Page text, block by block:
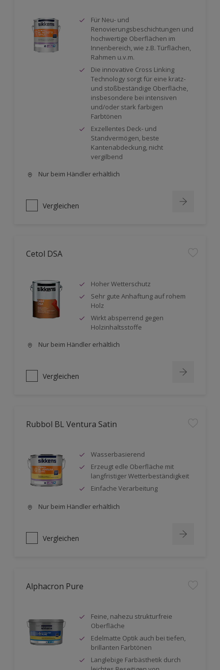
Für Neu- und
Renovierungsbeschichtungen und
hochwertige Oberflächen im
Innenbereich, wie z.B. Türflächen,
Rahmen u.v.m.
Die innovative Cross Linking
Technology sorgt für eine kratz-
und stoßbeständige Oberfläche,
insbesondere bei intensiven
und/oder stark farbigen
Farbtönen
Exzellentes Deck- und
Standvermögen, beste
Kantenabdeckung, nicht
vergilbend
Nur beim Händler erhältlich
Vergleichen
Cetol DSA
Hoher Wetterschutz
Sehr gute Anhaftung auf rohem
Holz
Wirkt absperrend gegen
Holzinhaltsstoffe
Nur beim Händler erhältlich
Vergleichen
Rubbol BL Ventura Satin
Wasserbasierend
Erzeugt edle Oberfläche mit
langfristiger Wetterbeständigkeit
Einfache Verarbeitung
Nur beim Händler erhältlich
Vergleichen
Alphacron Pure
Feine, nahezu strukturfreie
Oberfläche
Edelmatte Optik auch bei tiefen,
brillanten Farbtönen
Langlebige Farbästhetik durch